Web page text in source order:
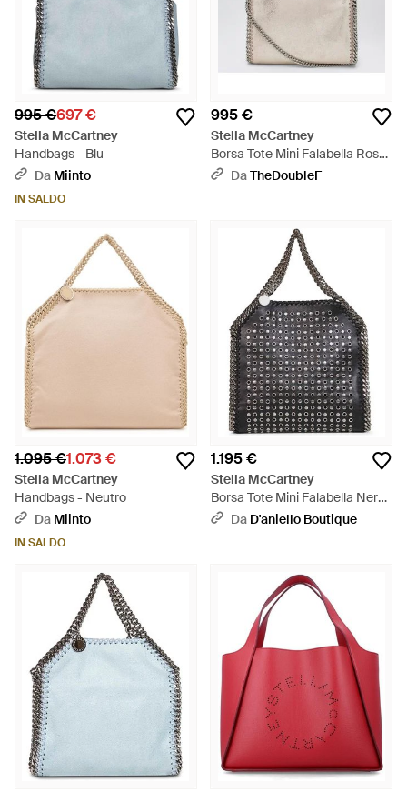
995 €697 €
Stella McCartney
Handbags - Blu
Da Miinto
IN SALDO
995 €
Stella McCartney
Borsa Tote Mini Falabella Rosa
Chiara - Bianco
DaTheDoubleF
1.095 €1.073 €
Stella McCartney
Handbags - Neutro
Da Miinto
IN SALDO
1.195 €
Stella McCartney
Borsa Tote Mini Falabella Nera
- Nero
Da D'aniello Boutique